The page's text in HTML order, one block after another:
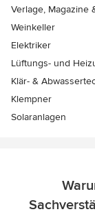
Verlage, Magazine
Weinkeller
Elektriker
Lüftungs- und
Klär- &
Klempner
Solaranlagen